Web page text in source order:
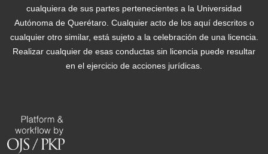
cualquiera de sus partes pertenecientes a la Universidad
Autónoma de Querétaro. Cualquier acto de los aquí descritos o
cualquier otro similar, está sujeto a la celebración de una licencia.
Realizar cualquier de esas conductas sin licencia puede resultar
en el ejercicio de acciones jurídicas.